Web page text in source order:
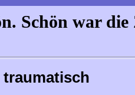
Schön war die